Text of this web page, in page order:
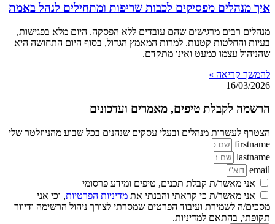
איך מנהלים מפסיקים לכבות שריפות ומתחילים לנהל באמת
מנהלים רבים מרגישים שהם עובדים ללא הפסקה. היום מלא בפגישות,
בעיות והחלטות קטנות. למרות המאמץ הגדול, בסוף היום התחושה היא
שהניהול עצמו כמעט ואינו מתקדם.
להמשך קריאה »
16/03/2026
הרשמה לקבלת טיפים, מאמרים ועדכונים
הצטרף לעשרות מנהלים ובעלי עסקים שנהנים בכל שבוע מהניוזלטר שלי
firstname
lastname
email
אני מאשר/ת קבלת תכנים, טיפים ומידע פרסומי
אני מאשר/ת כי קראתי והבנתי את מדיניות הפרטיות, וכי אני
מסכים/ה לשמירת ועיבוד הפרטים שמסרתי לצורך ניהול הרשימה ודיוור
תקופתי, בהתאם למדיניות.